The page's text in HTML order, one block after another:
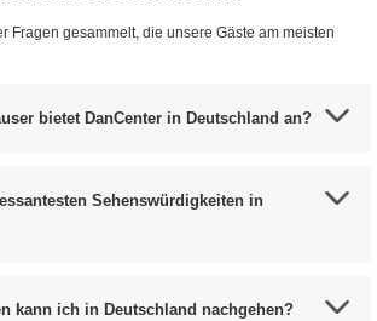
Fragen gesammelt, die unsere Gäste am meisten
bietet DanCenter in Deutschland an?
Sehenswürdigkeiten in
kann ich in Deutschland nachgehen?